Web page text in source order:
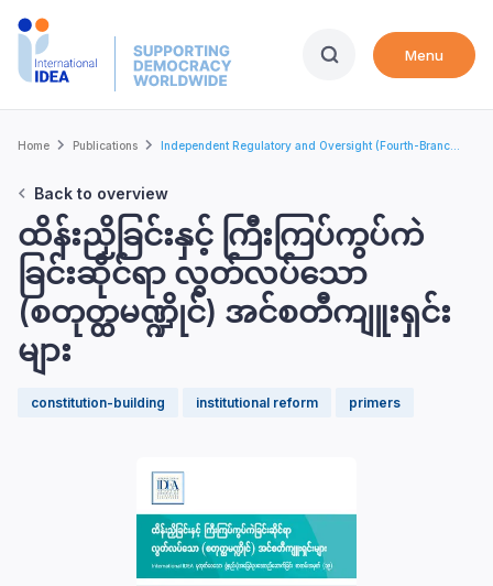
Skip
Menu
Breadcrumb
Home Publications Independent Regulatory and Oversight (Fourth-Branc...
Back to overview
ထိန်းညှိခြင်းနှင့် ကြီးကြပ်ကွပ်ကဲ
ခြင်းဆိုင်ရာ လွတ်လပ်သော
(စတုတ္ထမဏ္ဍိုင်) အင်စတီကျူးရှင်း
များ
constitution-building institutional reform primers